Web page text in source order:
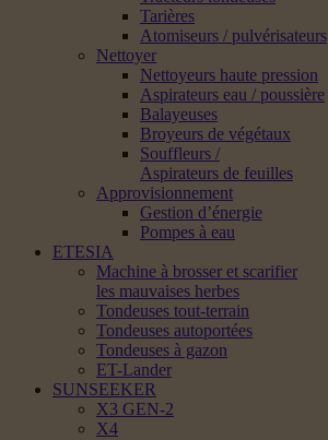
Tarières
Atomiseurs / pulvérisateurs
Nettoyer
Nettoyeurs haute pression
Aspirateurs eau / poussière
Balayeuses
Broyeurs de végétaux
Souffleurs /
Aspirateurs de feuilles
Approvisionnement
Gestion d’énergie
Pompes à eau
ETESIA
Machine à brosser et scarifier
les mauvaises herbes
Tondeuses tout-terrain
Tondeuses autoportées
Tondeuses à gazon
ET-Lander
SUNSEEKER
X3 GEN-2
X4